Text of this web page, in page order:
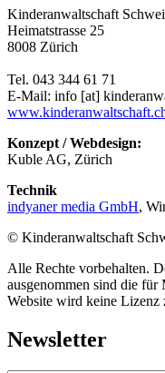
Kinderanwaltschaft
Heimatstrasse 25
8008 Zürich
Tel. 043 344 61 71
E-Mail: info [at]
Konzept / Webdesign:
Kuble AG, Zürich
Technik
indyaner media GmbH,
© Kinderanwaltschaft
Alle Rechte vorbehalten.
ausgenommen sind die für
Website wird keine Lizenz
Newsletter